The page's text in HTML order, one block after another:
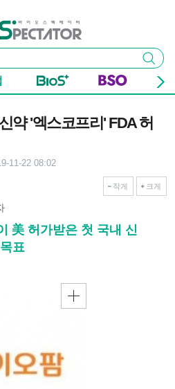
테이터
검색
약 '엑스코프리' FDA 허
11-22 08:02
작게 크게
美 허가받은 첫 국내 신
표